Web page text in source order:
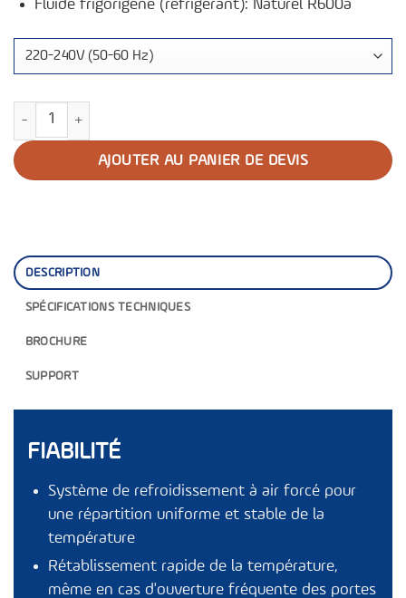
Fluide frigorigène (réfrigérant): Naturel R600a
quantité de Réfrigérateur de banque de sang B51
AJOUTER AU PANIER DE DEVIS
DESCRIPTION
SPÉCIFICATIONS TECHNIQUES
BROCHURE
SUPPORT
FIABILITÉ
Système de refroidissement à air forcé pour
une répartition uniforme et stable de la
température
Rétablissement rapide de la température,
même en cas d'ouverture fréquente des portes